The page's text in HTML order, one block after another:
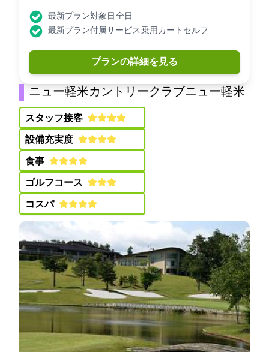
最新プラン対象日: 全日
最新プラン付属サービス: 乗用カートセルフ
プランの詳細を見る
ニュー軽米カントリークラブ(ニュー軽米CC)
スタッフ接客:
設備充実度:
食事:
ゴルフコース:
コスパ: